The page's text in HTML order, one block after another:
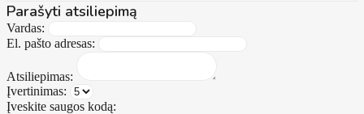
Parašyti atsiliepimą
Vardas:
El. pašto adresas:
Atsiliepimas:
Įvertinimas:
Įveskite saugos kodą: